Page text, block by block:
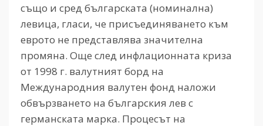
също и сред българската (номинална)
левица, гласи, че присъединяването към
еврото не представлява значителна
промяна. Още след инфлационната криза
от 1998 г. валутният борд на
Международния валутен фонд наложи
обвързването на българския лев с
германската марка. Процесът на